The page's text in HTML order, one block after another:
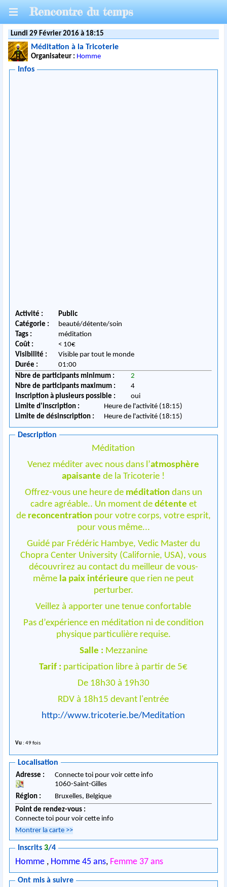
Rencontre du temps
Lundi 29 Février 2016 à 18:15
Méditation à la Tricoterie
Organisateur : Homme
Infos
Activité :
Public
Catégorie :
beauté/détente/soin
Tags :
méditation
Coût :
< 10€
Visibilité :
Visible par tout le monde
Durée :
01:00
Nbre de participants minimum :
2
Nbre de participants maximum :
4
Inscription à plusieurs possible :
oui
Limite d'inscription :
Heure de l'activité (18:15)
Limite de désinscription :
Heure de l'activité (18:15)
Description
Méditation
Venez méditer avec nous dans l’atmosphère
apaisante de la Tricoterie !
Offrez-vous une heure de méditationdans un
cadre agréable.. Un moment de détente et
de reconcentration pour votre corps, votre esprit,
pour vous même...
Guidé par Frédéric Hambye, Vedic Master du
Chopra Center University (Californie, USA), vous
découvrirez au contact du meilleur de vous-
même la paix intérieure que rien ne peut
perturber.
Veillez à apporter une tenue confortable
Pas d’expérience en méditation ni de condition
physique particulière requise.
Salle : Mezzanine
Tarif : participation libre à partir de 5€
De 18h30 à 19h30
RDV à 18h15 devant l'entrée
http://www.tricoterie.be/Meditation
Vu : 49 fois
Localisation
Adresse :
Connecte toi pour voir cette info
1060-Saint-Gilles
Région :
Bruxelles, Belgique
Point de rendez-vous :
Connecte toi pour voir cette info
Montrer la carte >>
Inscrits3/4
Homme , Homme 45 ans, Femme 37 ans
Ont mis à suivre